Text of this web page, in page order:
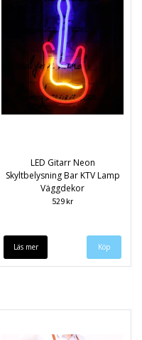
LED Gitarr Neon
Skyltbelysning Bar KTV Lamp
Väggdekor
529 kr
Läs mer